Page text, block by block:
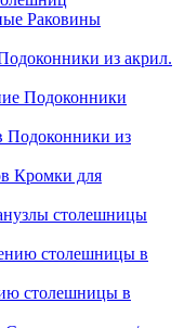
Раковины
из акрил.
Подоконники
Подоконники из
Кромки для
столешницы
столешницы в